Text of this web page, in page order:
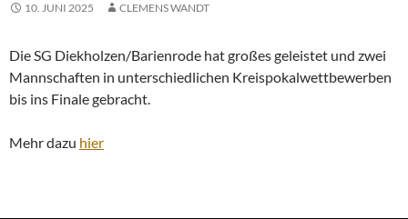
10. JUNI 2025 CLEMENS WANDT
Die SG Diekholzen/Barienrode hat großes geleistet und zwei
Mannschaften in unterschiedlichen Kreispokalwettbewerben
bis ins Finale gebracht.
Mehr dazu hier